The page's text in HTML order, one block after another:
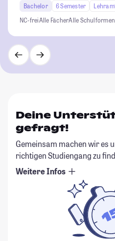
Bachelor 6 Semester
NC-freiAlle FächerAlle Schulformen
Deine
gefragt!
Gemeinsam machen wir es
richtigen Studiengang zu
Weitere Infos